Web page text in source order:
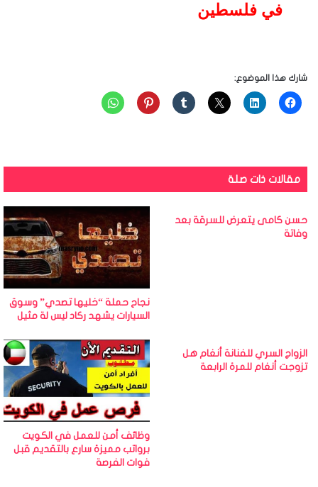
في فلسطين
شارك هذا الموضوع:
مقالات ذات صلة
حسن كامى يتعرض للسرقة بعد
وفاتة
نجاح حملة “خليها تصدي” وسوق
السيارات يشهد ركاد ليس لة مثيل
الزواج السري للفنانة أنغام هل
تزوجت أنغام للمرة الرابعة
وظائف أمن للعمل في الكويت
برواتب مميزة سارع بالتقديم قبل
فوات الفرصة